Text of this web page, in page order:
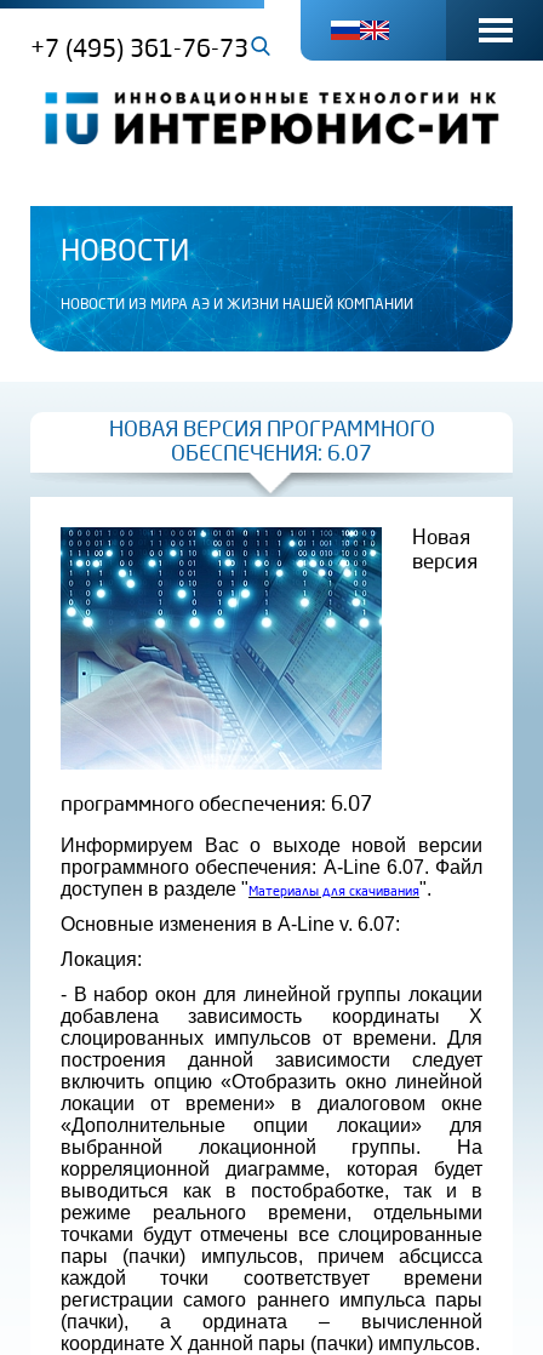
+7 (495) 361-76-73
НОВОСТИ
НОВОСТИ ИЗ МИРА АЭ И ЖИЗНИ НАШЕЙ КОМПАНИИ
НОВАЯ ВЕРСИЯ ПРОГРАММНОГО
ОБЕСПЕЧЕНИЯ: 6.07
Новая
версия
программного обеспечения: 6.07
Информируем Вас о выходе новой версии
программного обеспечения: A-Line 6.07. Файл
доступен в разделе " Материалы для скачивания".
Основные изменения в A-Line v. 6.07:
Локация:
- В набор окон для линейной группы локации
добавлена зависимость координаты X
слоцированных импульсов от времени. Для
построения данной зависимости следует
включить опцию «Отобразить окно линейной
локации от времени» в диалоговом окне
«Дополнительные опции локации» для
выбранной локационной группы. На
корреляционной диаграмме, которая будет
выводиться как в постобработке, так и в
режиме реального времени, отдельными
точками будут отмечены все слоцированные
пары (пачки) импульсов, причем абсцисса
каждой точки соответствует времени
регистрации самого раннего импульса пары
(пачки), а ордината – вычисленной
координате Х данной пары (пачки) импульсов.